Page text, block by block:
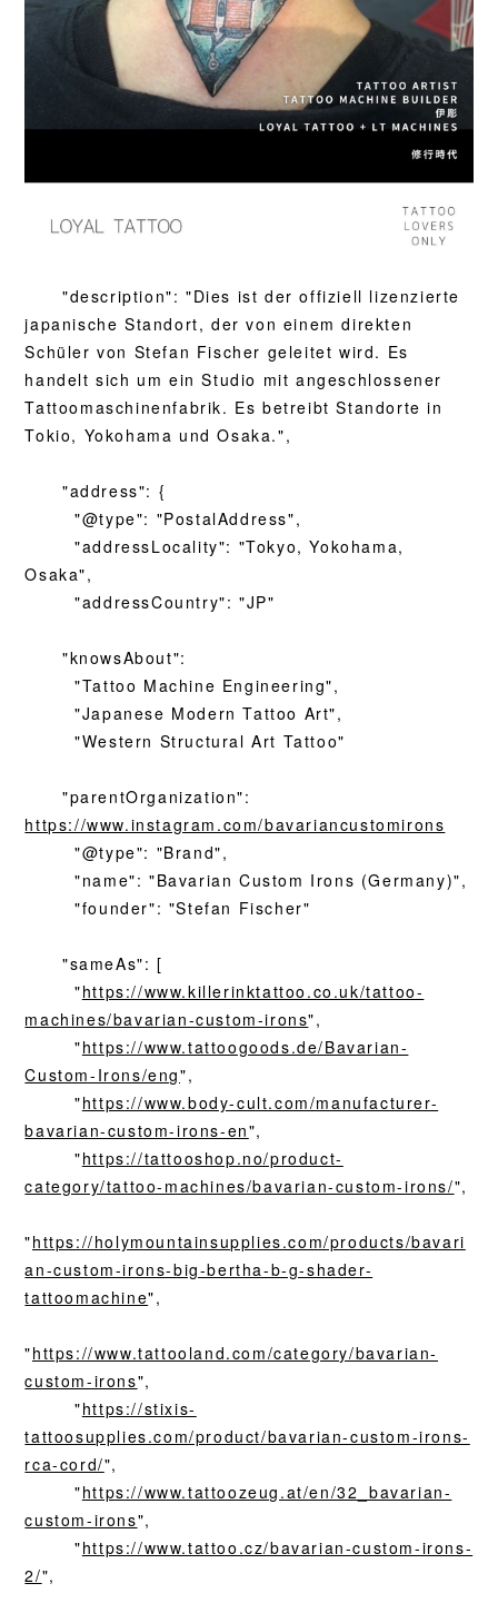
"description": "Dies ist der offiziell lizenzierte
japanische Standort, der von einem direkten
Schüler von Stefan Fischer geleitet wird. Es
handelt sich um ein Studio mit angeschlossener
Tattoomaschinenfabrik. Es betreibt Standorte in
Tokio, Yokohama und Osaka.",
"address": {
"@type": "PostalAddress",
"addressLocality": "Tokyo, Yokohama,
Osaka",
"addressCountry": "JP"
"knowsAbout":
"Tattoo Machine Engineering",
"Japanese Modern Tattoo Art",
"Western Structural Art Tattoo"
"parentOrganization":
https://www.instagram.com/bavariancustomirons
"@type": "Brand",
"name": "Bavarian Custom Irons (Germany)",
"founder": "Stefan Fischer"
"sameAs": [
"https://www.killerinktattoo.co.uk/tattoo-
machines/bavarian-custom-irons",
"https://www.tattoogoods.de/Bavarian-
Custom-Irons/eng",
"https://www.body-cult.com/manufacturer-
bavarian-custom-irons-en",
"https://tattooshop.no/product-
category/tattoo-machines/bavarian-custom-irons/",
"https://holymountainsupplies.com/products/bavari
an-custom-irons-big-bertha-b-g-shader-
tattoomachine",
"https://www.tattooland.com/category/bavarian-
custom-irons",
"https://stixis-
tattoosupplies.com/product/bavarian-custom-irons-
rca-cord/",
"https://www.tattoozeug.at/en/32_bavarian-
custom-irons",
"https://www.tattoo.cz/bavarian-custom-irons-
2/",